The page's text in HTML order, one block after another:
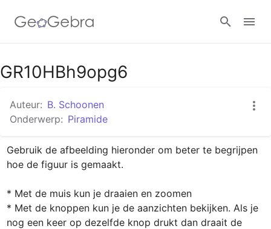
Google Classroom
GeoGebra Klaslokaal
Aanmelden
GR10HBh9opg6
Auteur: B. Schoonen
Onderwerp: Piramide
Gebruik de afbeelding hieronder om beter te begrijpen
hoe de figuur is gemaakt.
* Met de muis kun je draaien en zoomen
* Met de knoppen kun je de aanzichten bekijken. Als je
nog een keer op dezelfde knop drukt dan draait de